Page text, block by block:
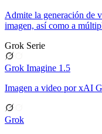
Admite la generación de
imagen, así como a
Grok Serie
Grok Imagine 1.5
Imagen a video por xAI
Grok